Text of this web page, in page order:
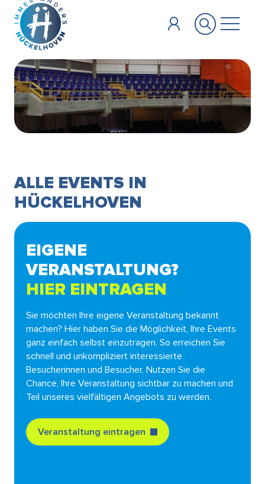
Zum Hauptinhalt springen
ALLE EVENTS IN
HÜCKELHOVEN
EIGENE
VERANSTALTUNG?
HIER EINTRAGEN
Sie möchten Ihre eigene Veranstaltung bekannt
machen? Hier haben Sie die Möglichkeit, Ihre Events
ganz einfach selbst einzutragen. So erreichen Sie
schnell und unkompliziert interessierte
Besucherinnen und Besucher. Nutzen Sie die
Chance, Ihre Veranstaltung sichtbar zu machen und
Teil unseres vielfältigen Angebots zu werden.
Veranstaltung eintragen